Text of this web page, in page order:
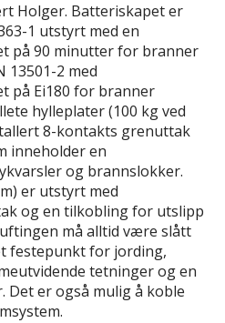
Holger. Batteriskapet er
1 utstyrt med en
på 90 minutter for branner
13501-2 med
på Ei180 for branner
hylleplater (100 kg ved
8-kontakts grenuttak
inneholder en
og brannslokker.
er utstyrt med
og en tilkobling for utslipp
må alltid være slått
festepunkt for jording,
tetninger og en
Det er også mulig å koble